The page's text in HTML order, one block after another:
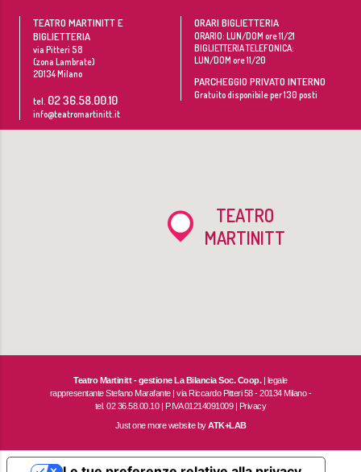
TEATRO MARTINITT E
BIGLIETTERIA
via Pitteri 58
(zona Lambrate)
20134Milano
tel. 02 36.58.00.10
info@teatromartinitt.it
ORARI BIGLIETTERIA
ORARIO: LUN/DOM ore 11/21
BIGLIETTERIA TELEFONICA:
LUN/DOM ore 11/20
PARCHEGGIO PRIVATO INTERNO
Gratuito disponibile per 130 posti
TEATRO
MARTINITT
Teatro Martinitt - gestione La Bilancia Soc. Coop.| legale
rappresentante Stefano Marafante | via Riccardo Pitteri 58 - 20134 Milano -
tel. 02 36.58.00.10 | P.IVA 01214091009 | Privacy
Just one more website byATK+LAB